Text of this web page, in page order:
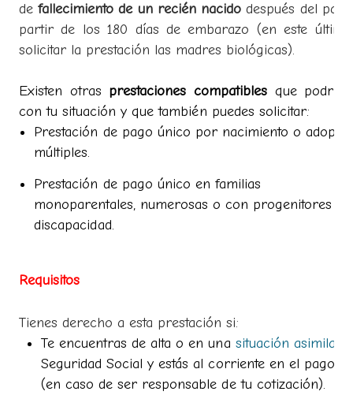
defallecimiento de un recién nacido después del
partir de los 180 días de embarazo (en este
solicitar la prestación las madres biológicas).
Existen otras prestaciones compatibles que
con tu situación y que también puedes solicitar:
Prestación de pago único por nacimiento o
múltiples.
Prestación de pago único en familias
monoparentales, numerosas o con progenitores
discapacidad.
Requisitos
Tienes derecho a esta prestación si:
Te encuentras de alta o en una situación
Seguridad Social y estás al corriente en el pago
(en caso de ser responsable de tu cotización).